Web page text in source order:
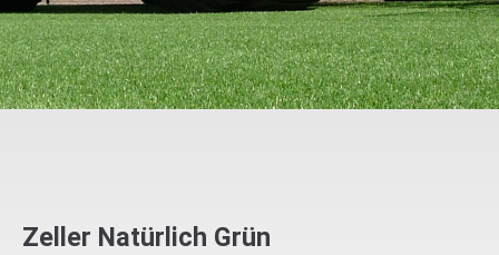
Zeller Natürlich Grün